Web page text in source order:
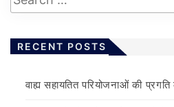
RECENT POSTS
वाह्य सहायतित परियोजनाओं की प्रगति